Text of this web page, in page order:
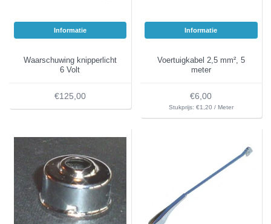
Informatie
Waarschuwing knipperlicht
6 Volt
€125,00
Informatie
Voertuigkabel 2,5 mm², 5
meter
€6,00
Stukprijs: €1,20 / Meter